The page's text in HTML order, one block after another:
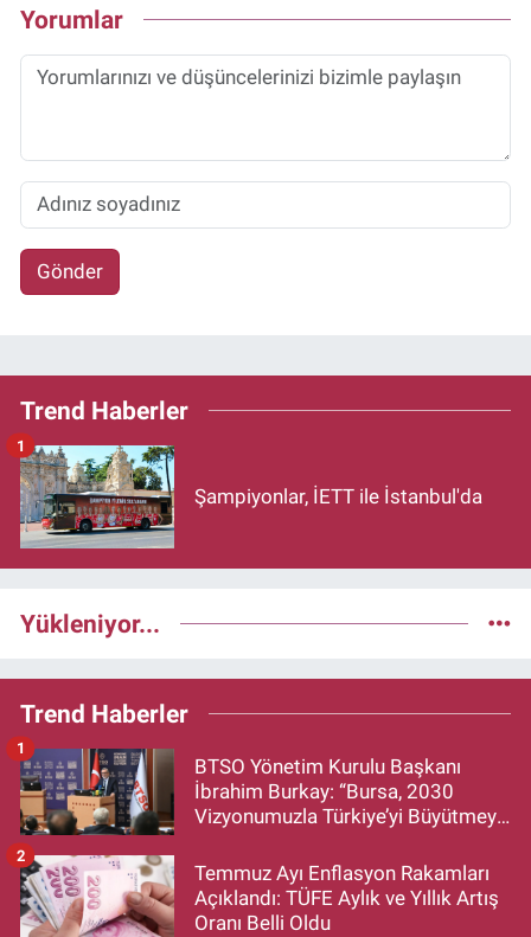
Yorumlar
Gönder
Trend Haberler
Şampiyonlar, İETT ile İstanbul'da
1
Yükleniyor...
Trend Haberler
BTSO Yönetim Kurulu Başkanı
İbrahim Burkay: “Bursa, 2030
Vizyonumuzla Türkiye’yi Büyütmeye
1
Temmuz Ayı Enflasyon Rakamları
Açıklandı: TÜFE Aylık ve Yıllık Artış
Oranı Belli Oldu
2